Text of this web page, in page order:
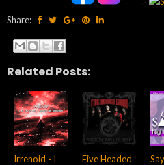
Share:
Related Posts:
Irrenoid - I
Five Headed